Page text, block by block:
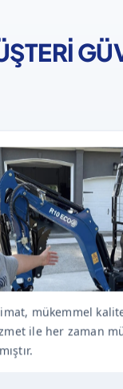
mükemmel
ile her zaman